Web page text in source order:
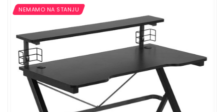
NEMAMO NA STANJU